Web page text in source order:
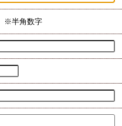
※半角数字